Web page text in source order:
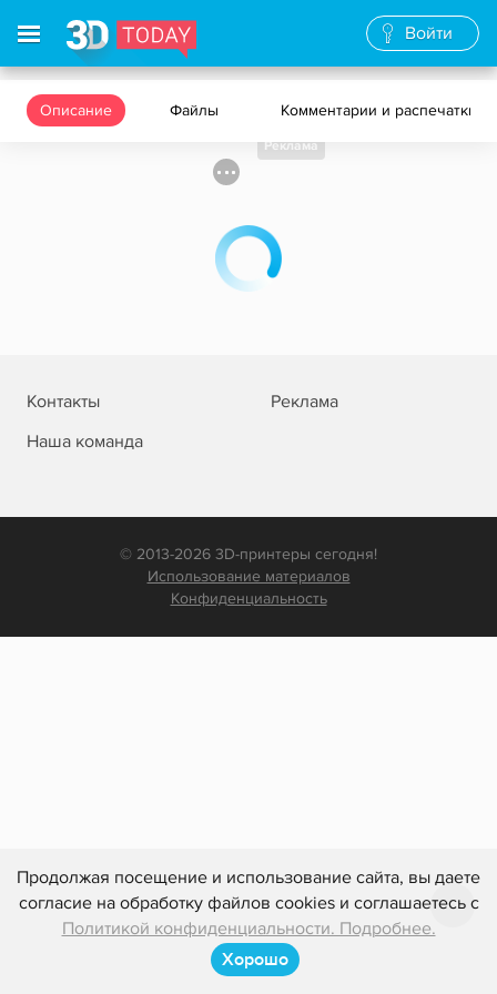
Продолжая посещение и использование сайта, вы даете
согласие на обработку файлов cookies и соглашаетесь с
Политикой конфиденциальности. Подробнее.
Хорошо
Войти
Описание Файлы Комментарии и распечатки
Реклама
Контакты
Реклама
Наша команда
© 2013-2026 3D-принтеры сегодня!
Использование материалов
Конфиденциальность